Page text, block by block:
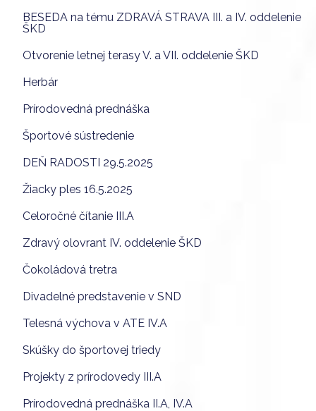
BESEDA na tému ZDRAVÁ STRAVA III. a IV. oddelenie
ŠKD
Otvorenie letnej terasy V. a VII. oddelenie ŠKD
Herbár
Prírodovedná prednáška
Športové sústredenie
DEŇ RADOSTI 29.5.2025
Žiacky ples 16.5.2025
Celoročné čítanie III.A
Zdravý olovrant IV. oddelenie ŠKD
Čokoládová tretra
Divadelné predstavenie v SND
Telesná výchova v ATE IV.A
Skúšky do športovej triedy
Projekty z prírodovedy III.A
Prírodovedná prednáška II.A, IV.A